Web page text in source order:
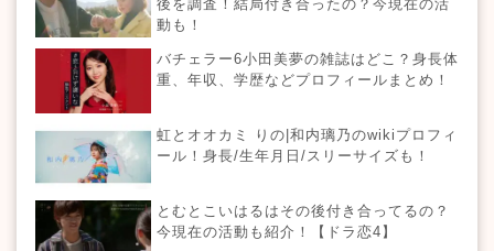
後を調査！結局付き合ったの？今現在の活
動も！
バチェラー6小田美夢の雑誌はどこ？身長体
重、年収、学歴などプロフィールまとめ！
虹とオオカミ りの|和内璃乃のwikiプロフィ
ール！身長/生年月日/スリーサイズも！
とむとこいはるはその後付き合ってるの？
今現在の活動も紹介！【ドラ恋4】